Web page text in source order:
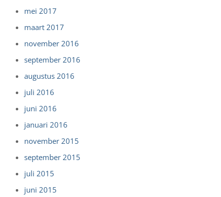
mei 2017
maart 2017
november 2016
september 2016
augustus 2016
juli 2016
juni 2016
januari 2016
november 2015
september 2015
juli 2015
juni 2015